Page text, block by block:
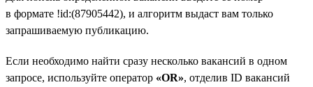
в формате !id:(87905442), и алгоритм выдаст вам только
запрашиваемую публикацию.
Если необходимо найти сразу несколько вакансий в одном
запросе, используйте оператор «OR», отделив ID вакансий